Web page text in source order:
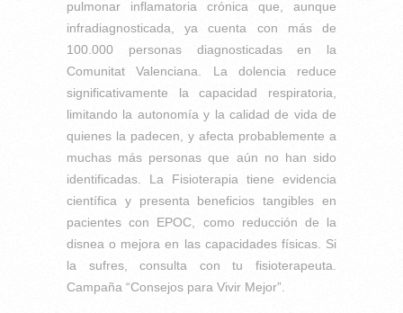
pulmonar inflamatoria crónica que, aunque
infradiagnosticada, ya cuenta con más de
100.000 personas diagnosticadas en la
Comunitat Valenciana. La dolencia reduce
significativamente la capacidad respiratoria,
limitando la autonomía y la calidad de vida de
quienes la padecen, y afecta probablemente a
muchas más personas que aún no han sido
identificadas. La Fisioterapia tiene evidencia
científica y presenta beneficios tangibles en
pacientes con EPOC, como reducción de la
disnea o mejora en las capacidades físicas. Si
la sufres, consulta con tu fisioterapeuta.
Campaña “Consejos para Vivir Mejor”.